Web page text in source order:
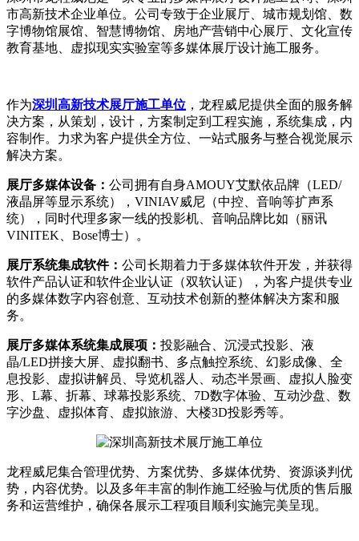
市高新技术企业单位。公司专致于企业展厅、城市规划馆、数
字博物馆展馆、智慧博物馆、房地产营销中心展厅、文化宣传
教育基地、虚拟现实实验室等多媒体展厅设计施工服务。
作为深圳高新技术展厅施工单位 ，龙程威尼提供全面的服务解
决方案，从策划，设计，方案制定到工程实施，系统集成，内
容制作。力求为客户提供全方位、一站式服务与整合视觉展示
解决方案。
展厅多媒体设备： 公司拥有自身AMOUY艾默依品牌（LED/
液晶屏等显示系统），VINIAV威尼（中控、音响等扩声系
统），同时代理多家一线的投影机、音响品牌比如（丽讯
VINITEK、Bose博士）。
展厅系统集成软件： 公司长期着力于多媒体软件开发，并获得
软件产品认证和软件企业认证（双软认证），为客户提供专业
的多媒体数字内容创意、互动技术创新的整体解决方案和服
务。
展厅多媒体系统集成展项： 投影融合、沉浸式投影、液
晶/LED拼接大屏、虚拟翻书、多点触控系统、幻影成像、全
息投影、虚拟讲解员、导览机器人、动态半景画、虚拟人脸变
形、L幕、折幕、球幕投影系统、7D数字体验、互动沙盘、数
字沙盘、虚拟体育、虚拟旅游、大楼3D投影秀等。
龙程威尼集合管理优势、方案优势、多媒体优势、资源谈判优
势，内容优势。以及多年丰富的制作施工经验与优质的售后服
务和运营维护，确保各展示工程项目顺利实施完美呈现。